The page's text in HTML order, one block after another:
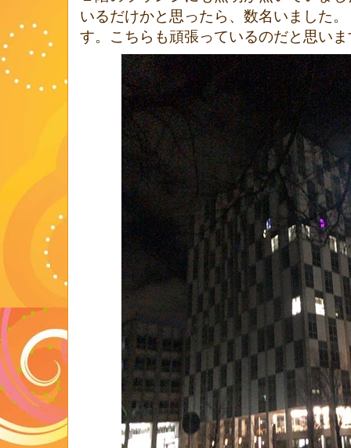
いるだけかと思ったら、数名いました
す。こちらも頑張っているのだと思い